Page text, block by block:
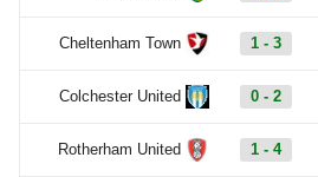
Cheltenham Town 1 - 3
Colchester United 0 - 2
Rotherham United 1 - 4